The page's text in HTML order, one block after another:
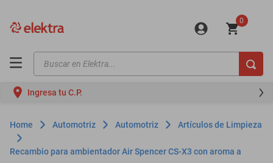
0
Buscar en Elektra...
Ingresa tu C.P.
Automotriz Automotriz Artículos de Limpieza
Recambio para ambientador Air Spencer CS-X3 con aroma a
motos
moto